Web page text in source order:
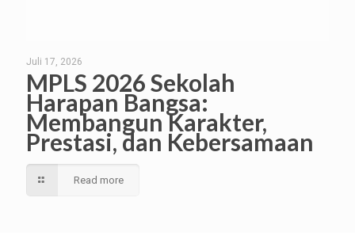
Juli 17, 2026
MPLS 2026 Sekolah
Harapan Bangsa:
Membangun Karakter,
Prestasi, dan Kebersamaan
Read more